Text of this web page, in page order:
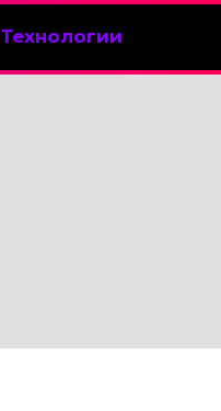
Технологии